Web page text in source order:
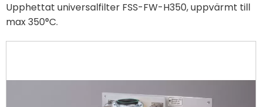
Upphettat universalfilter FSS-FW-H350, uppvärmt till
max 350°C.